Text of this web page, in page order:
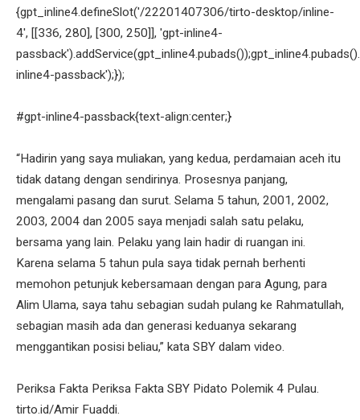
{gpt_inline4.defineSlot('/22201407306/tirto-desktop/inline-
4', [[336, 280], [300, 250]], 'gpt-inline4-
inline4-passback');});
#gpt-inline4-passback{text-align:center;}
“Hadirin yang saya muliakan, yang kedua, perdamaian aceh itu
tidak datang dengan sendirinya. Prosesnya panjang,
mengalami pasang dan surut. Selama 5 tahun, 2001, 2002,
2003, 2004 dan 2005 saya menjadi salah satu pelaku,
bersama yang lain. Pelaku yang lain hadir di ruangan ini.
Karena selama 5 tahun pula saya tidak pernah berhenti
memohon petunjuk kebersamaan dengan para Agung, para
Alim Ulama, saya tahu sebagian sudah pulang ke Rahmatullah,
sebagian masih ada dan generasi keduanya sekarang
menggantikan posisi beliau,” kata SBY dalam video.
Periksa Fakta Periksa Fakta SBY Pidato Polemik 4 Pulau.
tirto.id/Amir Fuaddi.